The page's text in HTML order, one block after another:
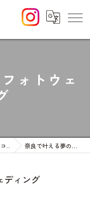
ォトウェ
コラム 奈良で叶える夢のフォトウェディング
ディング